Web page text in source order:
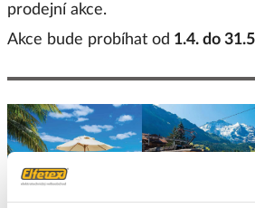
prodejní akce.
Akce bude probíhat od 1.4. do